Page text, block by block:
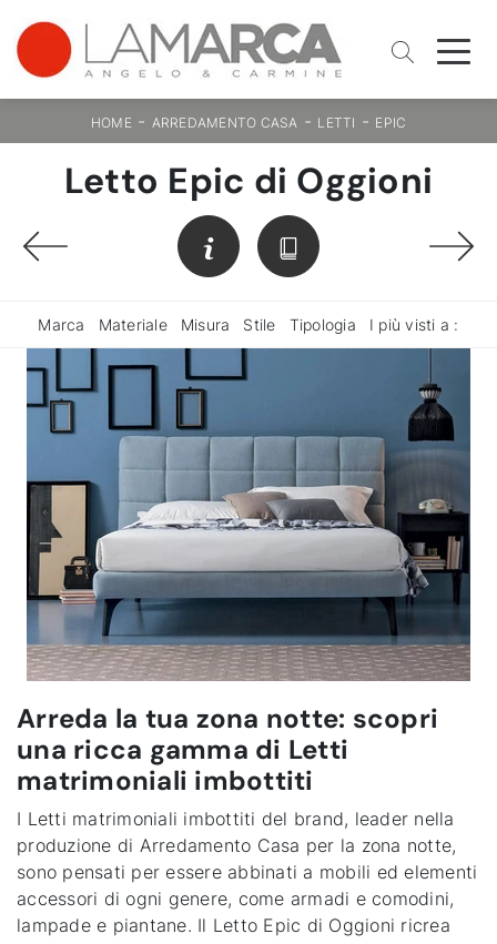
HOME- ARREDAMENTO CASA - LETTI - EPIC
Letto Epic di Oggioni
Marca Materiale Misura Stile Tipologia I più visti a :
Arreda la tua zona notte: scopri
una ricca gamma di Letti
matrimoniali imbottiti
I Letti matrimoniali imbottiti del brand, leader nella
produzione di Arredamento Casa per la zona notte,
sono pensati per essere abbinati a mobili ed elementi
accessori di ogni genere, come armadi e comodini,
lampade e piantane. Il Letto Epic di Oggioni ricrea